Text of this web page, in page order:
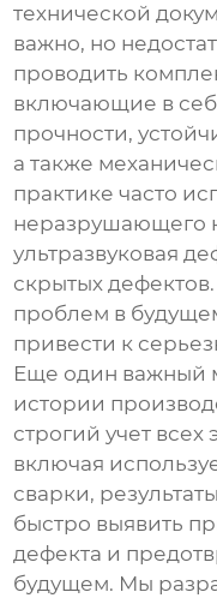
технической
важно, но
проводить
включающие в
прочности,
а также
практике часто
неразрушающего
ультразвуковая
скрытых
проблем в
привести к
Еще один важный
истории
строгий учет всех
включая
сварки,
быстро выявить
дефекта и
будущем. Мы